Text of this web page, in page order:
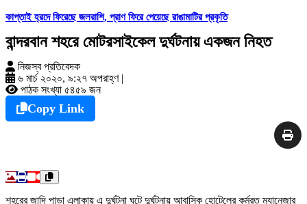
কাপ্তাই হ্রদে ফিরেছে জলরাশি, প্রাণ ফিরে পেয়েছে রাঙামাটির প্রকৃতি
বান্দরবান শহরে মোটরসাইকেল দুর্ঘটনায় একজন নিহত
নিজস্ব প্রতিবেদক
৬ মার্চ ২০২০, ৯:২৭ অপরাহ্ণ |
পাঠক সংখ্যা ৫৪৫৯ জন
Copy Link
শহরের জাদি পাড়া এলাকায় এ দুর্ঘটনা ঘটে দুর্ঘটনায় আবাসিক হোটেলের কর্মরত ম্যানেজার